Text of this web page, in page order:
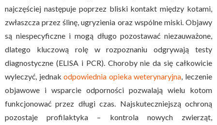
najczęściej następuje poprzez bliski kontakt między kotami,
zwłaszcza przez ślinę, ugryzienia oraz wspólne miski. Objawy
są niespecyficzne i mogą długo pozostawać niezauważone,
dlatego kluczową rolę w rozpoznaniu odgrywają testy
diagnostyczne (ELISA i PCR). Choroby nie da się całkowicie
wyleczyć, jednakodpowiednia opieka weterynaryjna , leczenie
objawowe i wsparcie odporności pozwalają wielu kotom
funkcjonować przez długi czas. Najskuteczniejszą ochroną
pozostaje profilaktyka – kontrola nowych zwierząt,